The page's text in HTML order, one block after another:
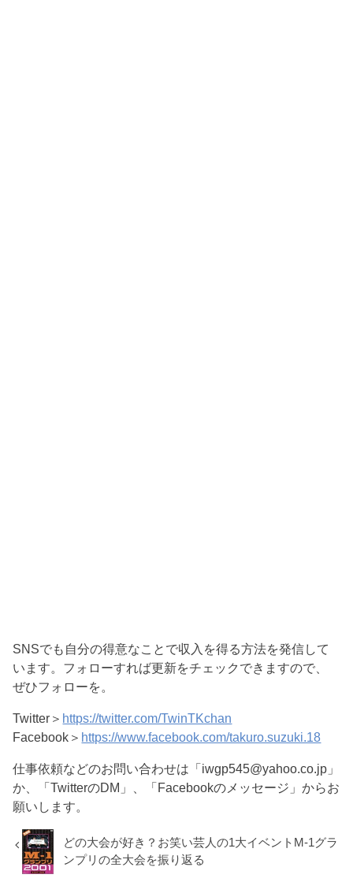
SNSでも自分の得意なことで収入を得る方法を発信して
います。フォローすれば更新をチェックできますので、
ぜひフォローを。
Twitter＞ https://twitter.com/TwinTKchan
Facebook＞ https://www.facebook.com/takuro.suzuki.18
仕事依頼などのお問い合わせは「iwgp545@yahoo.co.jp」
か、「TwitterのDM」、「Facebookのメッセージ」からお
願いします。
どの大会が好き？お笑い芸人の1大イベントM-1グラ
ンプリの全大会を振り返る